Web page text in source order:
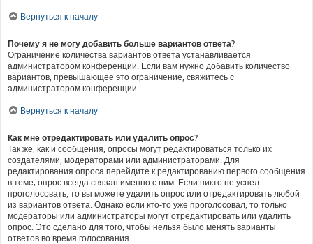
Вернуться к началу
Почему я не могу добавить больше вариантов ответа?
Ограничение количества вариантов ответа устанавливается
администратором конференции. Если вам нужно добавить количество
вариантов, превышающее это ограничение, свяжитесь с
администратором конференции.
Вернуться к началу
Как мне отредактировать или удалить опрос?
Так же, как и сообщения, опросы могут редактироваться только их
создателями, модераторами или администраторами. Для
редактирования опроса перейдите к редактированию первого сообщения
в теме; опрос всегда связан именно с ним. Если никто не успел
проголосовать, то вы можете удалить опрос или отредактировать любой
из вариантов ответа. Однако если кто-то уже проголосовал, то только
модераторы или администраторы могут отредактировать или удалить
опрос. Это сделано для того, чтобы нельзя было менять варианты
ответов во время голосования.